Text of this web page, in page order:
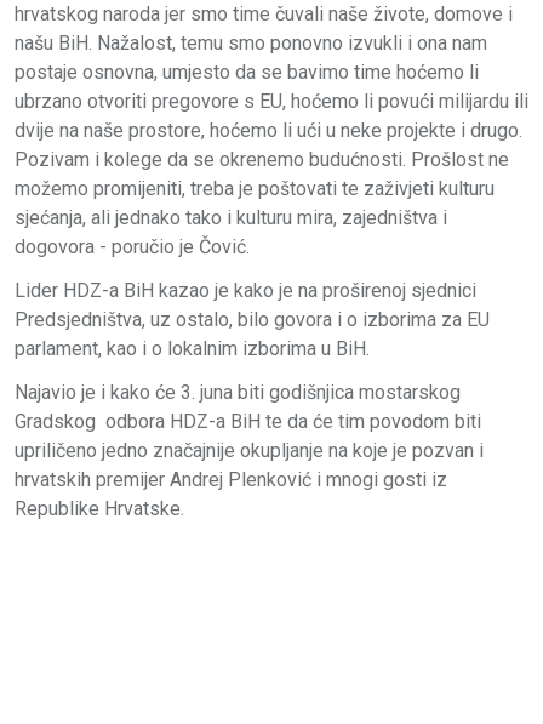
hrvatskog naroda jer smo time čuvali naše živote, domove i
našu BiH. Nažalost, temu smo ponovno izvukli i ona nam
postaje osnovna, umjesto da se bavimo time hoćemo li
ubrzano otvoriti pregovore s EU, hoćemo li povući milijardu ili
dvije na naše prostore, hoćemo li ući u neke projekte i drugo.
Pozivam i kolege da se okrenemo budućnosti. Prošlost ne
možemo promijeniti, treba je poštovati te zaživjeti kulturu
sjećanja, ali jednako tako i kulturu mira, zajedništva i
dogovora - poručio je Čović.
Lider HDZ-a BiH kazao je kako je na proširenoj sjednici
Predsjedništva, uz ostalo, bilo govora i o izborima za EU
parlament, kao i o lokalnim izborima u BiH.
Najavio je i kako će 3. juna biti godišnjica mostarskog
Gradskog odbora HDZ-a BiH te da će tim povodom biti
upriličeno jedno značajnije okupljanje na koje je pozvan i
hrvatskih premijer Andrej Plenković i mnogi gosti iz
Republike Hrvatske.